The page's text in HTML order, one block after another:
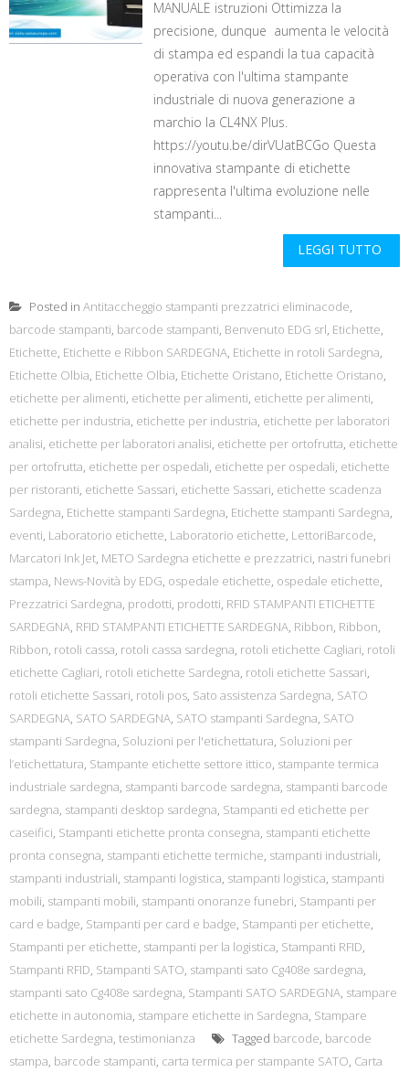
MANUALE istruzioni Ottimizza la
precisione, dunque aumenta le velocità
di stampa ed espandi la tua capacità
operativa con l'ultima stampante
industriale di nuova generazione a
marchio la CL4NX Plus.
https://youtu.be/dirVUatBCGo Questa
innovativa stampante di etichette
rappresenta l'ultima evoluzione nelle
stampanti...
LEGGI TUTTO
Posted in Antitaccheggio stampanti prezzatrici eliminacode,
barcode stampanti, barcode stampanti, Benvenuto EDG srl, Etichette,
Etichette, Etichette e Ribbon SARDEGNA, Etichette in rotoli Sardegna,
Etichette Olbia, Etichette Olbia, Etichette Oristano, Etichette Oristano,
etichette per alimenti, etichette per alimenti, etichette per alimenti,
etichette per industria, etichette per industria, etichette per laboratori
analisi, etichette per laboratori analisi, etichette per ortofrutta, etichette
per ortofrutta, etichette per ospedali, etichette per ospedali, etichette
per ristoranti, etichette Sassari, etichette Sassari, etichette scadenza
Sardegna, Etichette stampanti Sardegna, Etichette stampanti Sardegna,
eventi, Laboratorio etichette, Laboratorio etichette, LettoriBarcode,
Marcatori Ink Jet, METO Sardegna etichette e prezzatrici, nastri funebri
stampa, News-Novità by EDG, ospedale etichette, ospedale etichette,
Prezzatrici Sardegna, prodotti, prodotti, RFID STAMPANTI ETICHETTE
SARDEGNA, RFID STAMPANTI ETICHETTE SARDEGNA, Ribbon, Ribbon,
Ribbon, rotoli cassa, rotoli cassa sardegna, rotoli etichette Cagliari, rotoli
etichette Cagliari, rotoli etichette Sardegna, rotoli etichette Sassari,
rotoli etichette Sassari, rotoli pos, Sato assistenza Sardegna, SATO
SARDEGNA, SATO SARDEGNA, SATO stampanti Sardegna, SATO
stampanti Sardegna, Soluzioni per l'etichettatura, Soluzioni per
l’etichettatura, Stampante etichette settore ittico, stampante termica
industriale sardegna, stampanti barcode sardegna, stampanti barcode
sardegna, stampanti desktop sardegna, Stampanti ed etichette per
caseifici, Stampanti etichette pronta consegna, stampanti etichette
pronta consegna, stampanti etichette termiche, stampanti industriali,
stampanti industriali, stampanti logistica, stampanti logistica, stampanti
mobili, stampanti mobili, stampanti onoranze funebri, Stampanti per
card e badge, Stampanti per card e badge, Stampanti per etichette,
Stampanti per etichette, stampanti per la logistica, Stampanti RFID,
Stampanti RFID, Stampanti SATO, stampanti sato Cg408e sardegna,
stampanti sato Cg408e sardegna, Stampanti SATO SARDEGNA, stampare
etichette in autonomia, stampare etichette in Sardegna, Stampare
etichette Sardegna, testimonianza Tagged barcode, barcode
stampa, barcode stampanti, carta termica per stampante SATO, Carta